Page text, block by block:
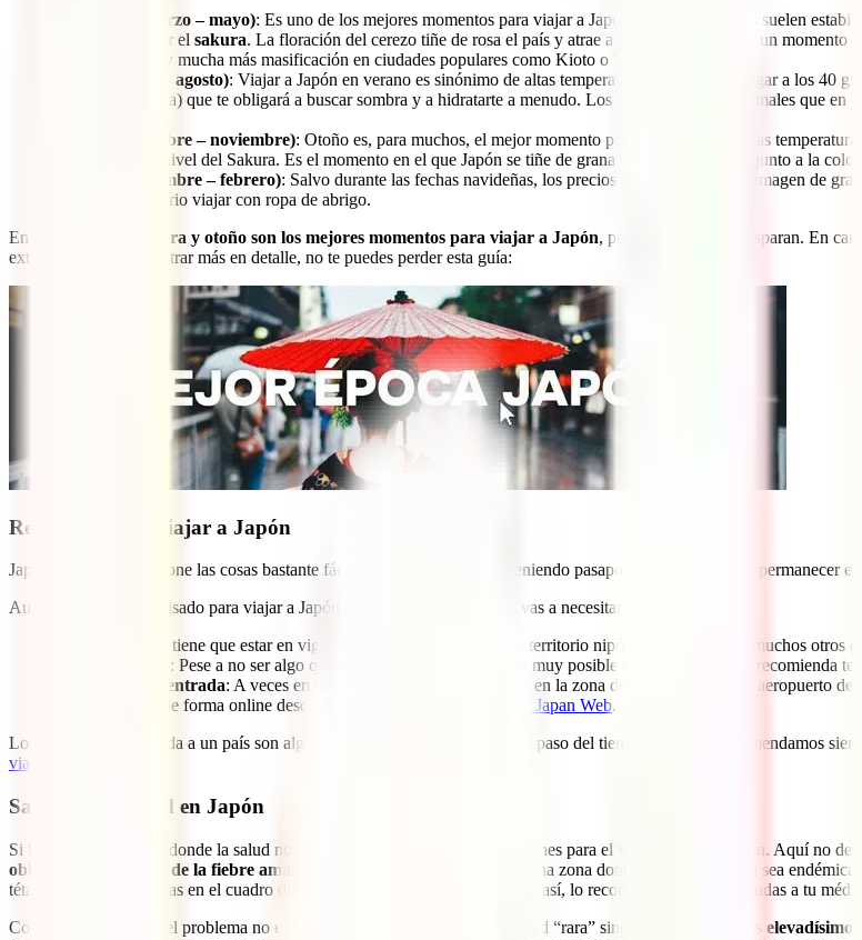
Primavera (marzo – mayo): Es uno de los mejores momentos para viajar a Japón. Las temperaturas suelen
el que tiene lugar el sakura. La floración del cerezo tiñe de rosa el país y atrae a miles de turistas. Es un momento
muchísimo y hay mucha más masificación en ciudades populares como Kioto o Tokio.
Verano (junio – agosto): Viajar a Japón en verano es sinónimo de altas temperaturas que pueden llegar a los 40
cantidad de lluvia) que te obligará a buscar sombra y a hidratarte a menudo. Los precios son más normales que
Otoño (septiembre – noviembre): Otoño es, para muchos, el mejor momento para viajar a Japón. Las
suelen llegar al nivel del Sakura. Es el momento en el que Japón se tiñe de grana por el
que, junto a la
Invierno (diciembre – febrero): Salvo durante las fechas navideñas, los precios tienden a bajar. La imagen de
y se hace necesario viajar con ropa de abrigo.
En definitiva,
primavera y otoño son los mejores momentos para viajar a Japón, pero los precios se disparan. En
extremas. Si quieres entrar más en detalle, no te puedes perder esta guía:
Requisitos para viajar a Japón
Japón es un país que pone las cosas bastante fáciles a la hora de viajar. Teniendo pasaporte español, podrás permanecer en
Aunque no necesites visado para viajar a Japón, ten en cuenta que sí que vas a necesitar:
: Este tiene que estar en vigor durante toda tu estancia en territorio nipón. A diferencia de muchos otros
: Pese a no ser algo que suelan verificar siempre, es muy posible que te lo pidan. Se recomienda
Formulario de entrada: A veces en tu vuelo hacia Japón y otras ya en la zona de inmigración de tu aeropuerto
puedes hacerlo de forma online desde casa desde la web oficial
Visit Japan Web.
Los requisitos de entrada a un país son algo que puede ir cambiando con el paso del tiempo. Por ello, recomendamos
viajar a Japón
Salud y seguridad en Japón
Si hay un país de Asia donde la salud no es una de las mayores preocupaciones para el viajero, este es Japón. Aquí no
obligatoria la vacuna de la fiebre amarilla
para aquellos que vengan de una zona donde esta enfermedad sea
tétanos… todas incluidas en el cuadro de vacunación típico de España. Aun así, lo recomendable es que acudas a tu
Como decíamos, aquí el problema no es tanto contagiarse de una enfermedad “rara” sino
hacer frente a los elevadísimos